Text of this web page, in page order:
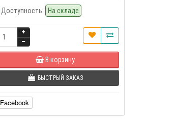
Доступность: На складе
В корзину
БЫСТРЫЙ ЗАКАЗ
Facebook